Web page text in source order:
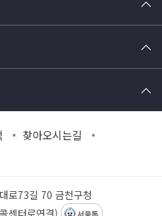
찾아오시는길
로73길 70금천구청
센터로연결)